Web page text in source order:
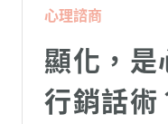
心理諮商
顯化，是
行銷話